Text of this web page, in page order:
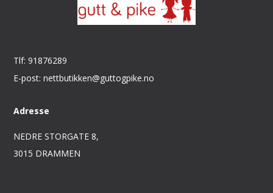
Tlf: 91876289
E-post: nettbutikken@guttogpike.no
Adresse
NEDRE STORGATE 8,
3015 DRAMMEN